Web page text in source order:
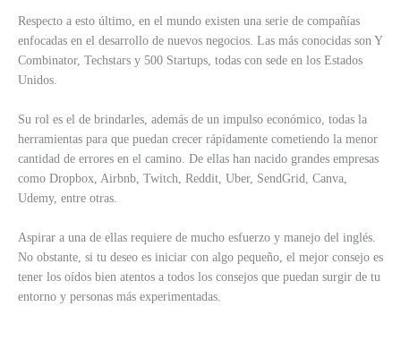
Respecto a esto último, en el mundo existen una serie de compañías
enfocadas en el desarrollo de nuevos negocios. Las más conocidas son Y
Combinator, Techstars y 500 Startups, todas con sede en los Estados
Unidos.
Su rol es el de brindarles, además de un impulso económico, todas la
herramientas para que puedan crecer rápidamente cometiendo la menor
cantidad de errores en el camino. De ellas han nacido grandes empresas
como Dropbox, Airbnb, Twitch, Reddit, Uber, SendGrid, Canva,
Udemy, entre otras.
Aspirar a una de ellas requiere de mucho esfuerzo y manejo del inglés.
No obstante, si tu deseo es iniciar con algo pequeño, el mejor consejo es
tener los oídos bien atentos a todos los consejos que puedan surgir de tu
entorno y personas más experimentadas.